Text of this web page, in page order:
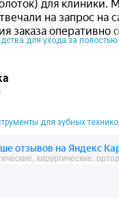
для ухода за полостью
для зубных
хирургические,
на карте Москвы —